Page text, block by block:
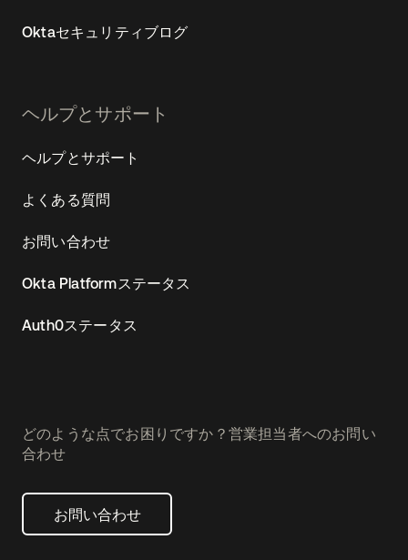
どのような点でお困りですか？営業担当者へのお問い
合わせ
お問い合わせ
Oktaセキュリティブログ
ヘルプとサポート
ヘルプとサポート
よくある質問
お問い合わせ
Okta Platformステータス
Auth0ステータス